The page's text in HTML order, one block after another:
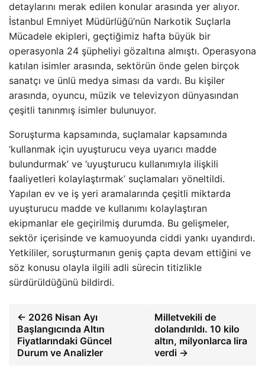
detaylarını merak edilen konular arasında yer alıyor.
İstanbul Emniyet Müdürlüğü’nün Narkotik Suçlarla
Mücadele ekipleri, geçtiğimiz hafta büyük bir
operasyonla 24 şüpheliyi gözaltına almıştı. Operasyona
katılan isimler arasında, sektörün önde gelen birçok
sanatçı ve ünlü medya siması da vardı. Bu kişiler
arasında, oyuncu, müzik ve televizyon dünyasından
çeşitli tanınmış isimler bulunuyor.
Soruşturma kapsamında, suçlamalar kapsamında
‘kullanmak için uyuşturucu veya uyarıcı madde
bulundurmak’ ve ‘uyuşturucu kullanımıyla ilişkili
faaliyetleri kolaylaştırmak’ suçlamaları yöneltildi.
Yapılan ev ve iş yeri aramalarında çeşitli miktarda
uyuşturucu madde ve kullanımı kolaylaştıran
ekipmanlar ele geçirilmiş durumda. Bu gelişmeler,
sektör içerisinde ve kamuoyunda ciddi yankı uyandırdı.
Yetkililer, soruşturmanın geniş çapta devam ettiğini ve
söz konusu olayla ilgili adli sürecin titizlikle
sürdürüldüğünü bildirdi.
← 2026 Nisan Ayı
Başlangıcında Altın
Fiyatlarındaki Güncel
Durum ve Analizler
Milletvekili de
dolandırıldı. 10 kilo
altın, milyonlarca lira
verdi →